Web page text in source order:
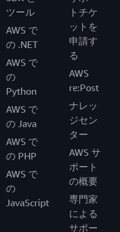
ツール
AWS で
の .NET
AWS で
の
Python
AWS で
の Java
AWS で
の PHP
AWS で
の
JavaScript
トチケ
ットを
申請す
る
AWS
re:Post
ナレッ
ジセン
ター
AWS サ
ポート
の概要
専門家
による
サポー